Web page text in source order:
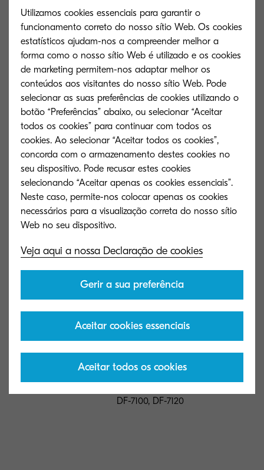
Tempo de aquecimento
60 seconds or less from power on
Consumo de energia
Printing: 710 W, Stand-by: 160 W, Sleep-
mode: 4.5 W
Opções e consumíveis
Tipo geral
Cartridge de agrafes
Capacidade
3 x 5 000
Formato de papel
para DF-770, BF-730, DF-470,
DF-7100, DF-7120
Utilizamos cookies essenciais para garantir o
funcionamento correto do nosso sítio Web. Os cookies
estatísticos ajudam-nos a compreender melhor a
forma como o nosso sítio Web é utilizado e os cookies
de marketing permitem-nos adaptar melhor os
conteúdos aos visitantes do nosso sítio Web. Pode
selecionar as suas preferências de cookies utilizando o
botão “Preferências” abaixo, ou selecionar “Aceitar
todos os cookies” para continuar com todos os
cookies. Ao selecionar “Aceitar todos os cookies”,
concorda com o armazenamento destes cookies no
seu dispositivo. Pode recusar estes cookies
selecionando “Aceitar apenas os cookies essenciais”.
Neste caso, permite-nos colocar apenas os cookies
necessários para a visualização correta do nosso sítio
Veja aqui a nossa Declaração de cookies
Gerir a sua preferência
Aceitar cookies essenciais
Aceitar todos os cookies